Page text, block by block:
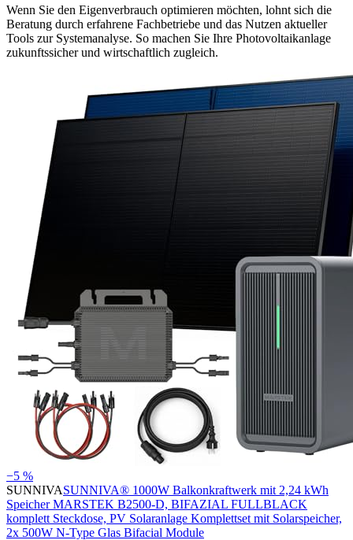
Wenn Sie den Eigenverbrauch optimieren möchten, lohnt sich die
Beratung durch erfahrene Fachbetriebe und das Nutzen aktueller
Tools zur Systemanalyse. So machen Sie Ihre Photovoltaikanlage
zukunftssicher und wirtschaftlich zugleich.
−5 %
SUNNIVASUNNIVA® 1000W Balkonkraftwerk mit 2,24 kWh
Speicher MARSTEK B2500-D, BIFAZIAL FULLBLACK
komplett Steckdose, PV Solaranlage Komplettset mit Solarspeicher,
2x 500W N-Type Glas Bifacial Module